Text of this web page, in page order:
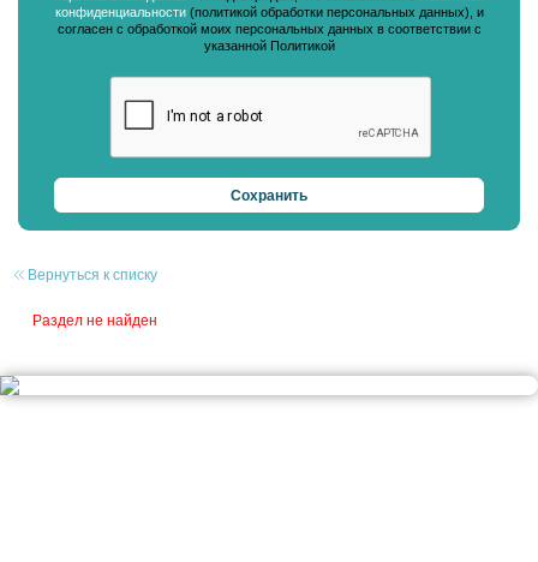
конфиденциальности(политикой обработки персональных данных), и
согласен с обработкой моих персональных данных в соответствии с
указанной Политикой
Вернуться к списку
Раздел не найден